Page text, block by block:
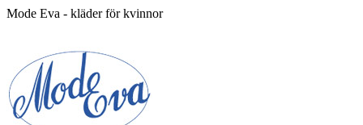
Mode Eva - kläder för kvinnor